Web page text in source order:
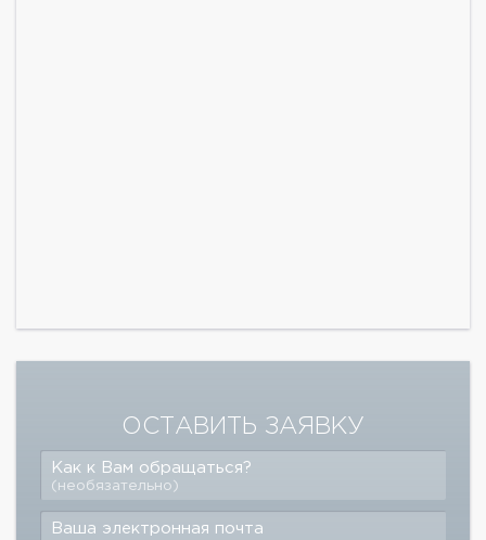
ОСТАВИТЬ ЗАЯВКУ
Как к Вам обращаться?
(необязательно)
Ваша электронная почта